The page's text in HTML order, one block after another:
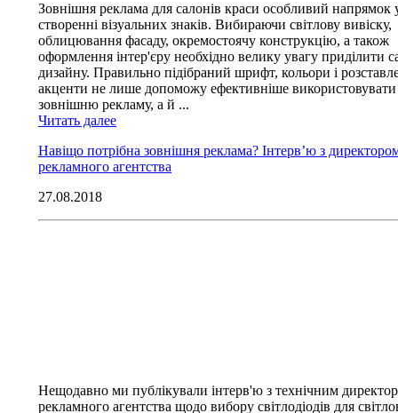
Зовнішня реклама для салонів краси особливий напрямок
створенні візуальних знаків. Вибираючи світлову вивіску,
облицювання фасаду, окремостоячу конструкцію, а також
оформлення інтер'єру необхідно велику увагу приділити
дизайну. Правильно підібраний шрифт, кольори і
акценти не лише допоможу ефективніше використовувати
зовнішню рекламу, а й ...
Читать далее
Навіщо потрібна зовнішня реклама? Інтерв’ю з
рекламного агентства
27.08.2018
Нещодавно ми публікували інтерв'ю з технічним
рекламного агентства щодо вибору світлодіодів для